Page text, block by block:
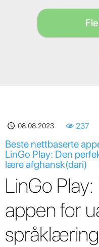
08.08.2023 237
Beste nettbaserte
LinGo Play: Den
lære afghansk(dari)
LinGo
appen for
språklæring